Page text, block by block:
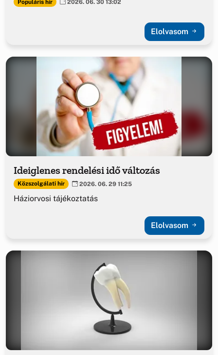
Populáris hír 2026. 06. 30 13:02
Elolvasom
Ideiglenes rendelési idő változás
Közszolgálati hír 2026. 06. 29 11:25
Háziorvosi tájékoztatás
Elolvasom